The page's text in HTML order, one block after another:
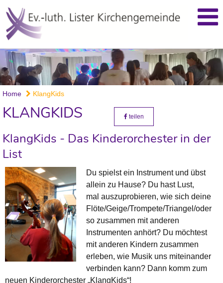
Home KlangKids
KLANGKIDS teilen
KlangKids - Das Kinderorchester in der
List
Du spielst ein Instrument und übst
allein zu Hause? Du hast Lust,
mal auszuprobieren, wie sich deine
Flöte/Geige/Trompete/Triangel/oder
so zusammen mit anderen
Instrumenten anhört? Du möchtest
mit anderen Kindern zusammen
erleben, wie Musik uns miteinander
verbinden kann? Dann komm zum
neuen Kinderorchester „KlangKids“!